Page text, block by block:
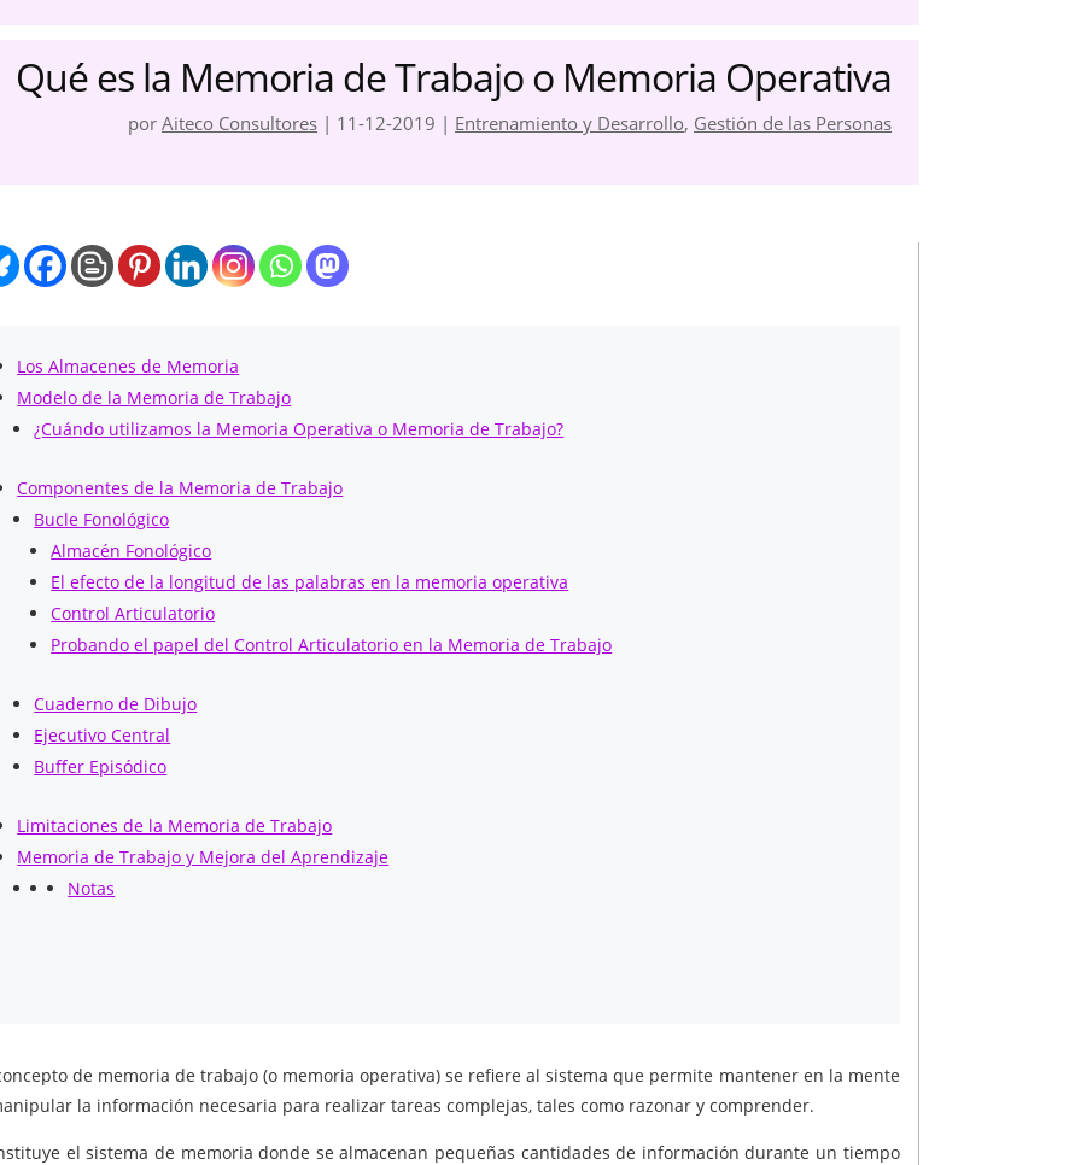
Qué es la Memoria de Trabajo o Memoria Operativa
porAiteco Consultores | 11-12-2019 | Entrenamiento y Desarrollo, Gestión de las Personas
Los Almacenes de Memoria
Modelo de la Memoria de Trabajo
¿Cuándo utilizamos la Memoria Operativa o Memoria de Trabajo?
Componentes de la Memoria de Trabajo
Bucle Fonológico
Almacén Fonológico
El efecto de la longitud de las palabras en la memoria operativa
Control Articulatorio
Probando el papel del Control Articulatorio en la Memoria de Trabajo
Cuaderno de Dibujo
Ejecutivo Central
Buffer Episódico
Limitaciones de la Memoria de Trabajo
Memoria de Trabajo y Mejora del Aprendizaje
Notas
de memoria de trabajo (o memoria operativa) se refiere al sistema que permite mantener en la mente
la información necesaria para realizar tareas complejas, tales como razonar y comprender.
el sistema de memoria donde se almacenan pequeñas cantidades de información durante un tiempo